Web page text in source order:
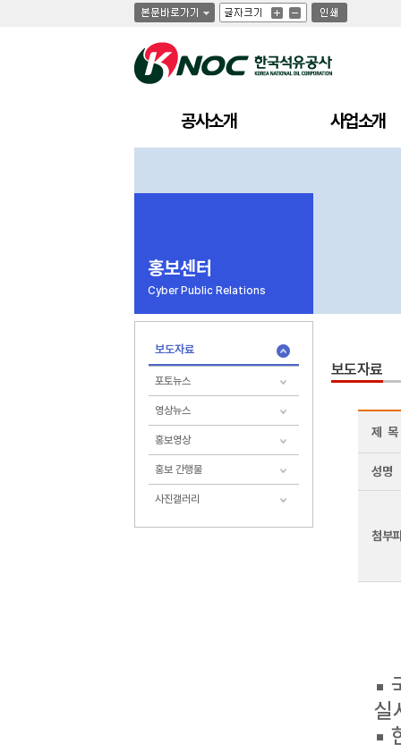
글
자
기
글
자
기
크
글
자
기
작
인
쇄
공사소개 사업소개
홍보센터
Cyber Public Relations
보도자료
포토뉴스
영상뉴스
홍보영상
홍보 간행물
사진갤러리
보도자료
제 목
성명
첨부
▪
실
▪